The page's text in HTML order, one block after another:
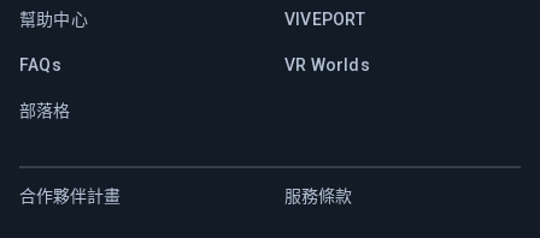
幫助中心
FAQs
部落格
VIVEPORT
VR Worlds
合作夥伴計畫 服務條款